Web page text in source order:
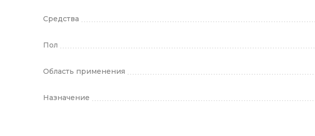
Средства
Пол
Область применения
Назначение